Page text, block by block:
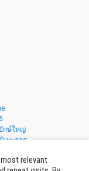
กษ์ใหญ่
เมะจาก
relevant